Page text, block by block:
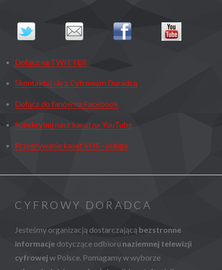
Dołącz na TWITTER
Skontaktuj się z Cyfrowym Doradcą
Dołącz do fanów na Facebook
Subskrybuj nasz kanał na YouTube
Przegrywanie kaset VHS - usługa
CYFROWY DORADCA
Jesteśmy organizacją dostarczającą bezstronne
informacje dotyczące odbioru naziemnej telewizji
cyfrowej w Polsce. Pomagamy w wyborze